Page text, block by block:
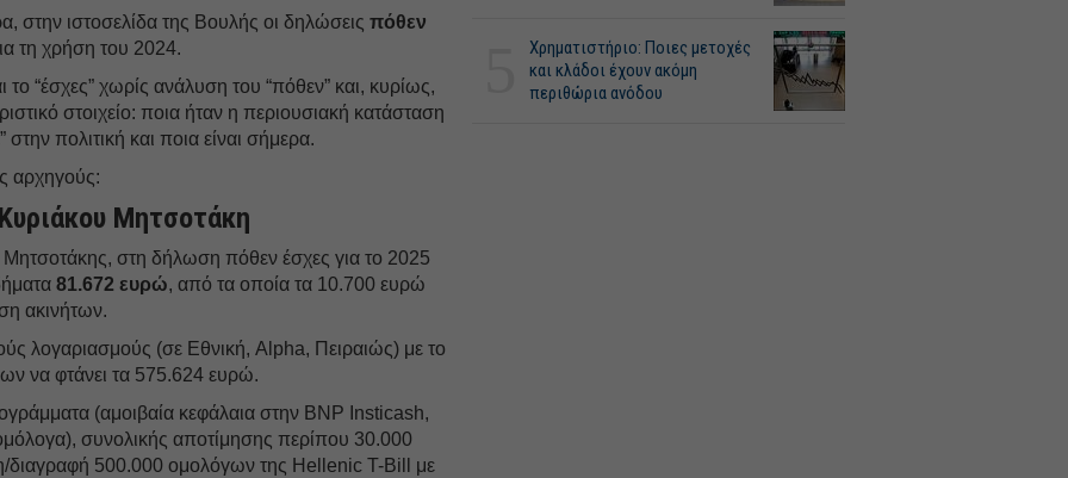
στην ιστοσελίδα της Βουλής οι δηλώσειςπόθεν
τη χρήση του 2024.
το “έσχες” χωρίς ανάλυση του “πόθεν” και, κυρίως,
στοιχείο: ποια ήταν η περιουσιακή κατάσταση
πολιτική και ποια είναι σήμερα.
αρχηγούς:
Μητσοτάκη
στη δήλωση πόθεν έσχες για το 2025
81.672 ευρώ, από τα οποία τα 10.700 ευρώ
ακινήτων.
λογαριασμούς (σε Εθνική, Alpha, Πειραιώς) με το
να φτάνει τα 575.624 ευρώ.
(αμοιβαία κεφάλαια στην BNP Insticash,
συνολικής αποτίμησης περίπου 30.000
διαγραφή 500.000 ομολόγων της Hellenic T-Bill με
Χρηματιστήριο: Ποιες μετοχές
και κλάδοι έχουν ακόμη
περιθώρια ανόδου